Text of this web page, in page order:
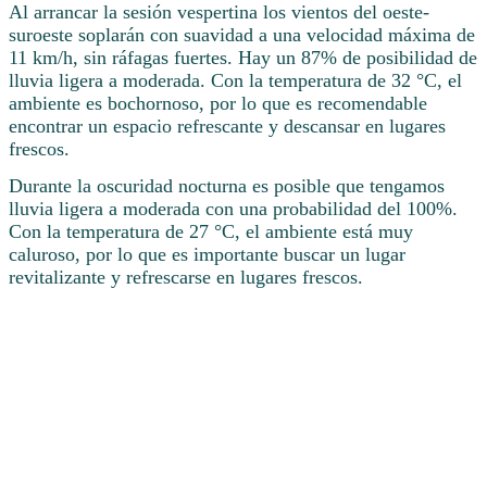
Al arrancar la sesión vespertina los vientos del oeste-
suroeste soplarán con suavidad a una velocidad máxima de
11 km/h, sin ráfagas fuertes. Hay un 87% de posibilidad de
lluvia ligera a moderada. Con la temperatura de 32 °C, el
ambiente es bochornoso, por lo que es recomendable
encontrar un espacio refrescante y descansar en lugares
frescos.
Durante la oscuridad nocturna es posible que tengamos
lluvia ligera a moderada con una probabilidad del 100%.
Con la temperatura de 27 °C, el ambiente está muy
caluroso, por lo que es importante buscar un lugar
revitalizante y refrescarse en lugares frescos.